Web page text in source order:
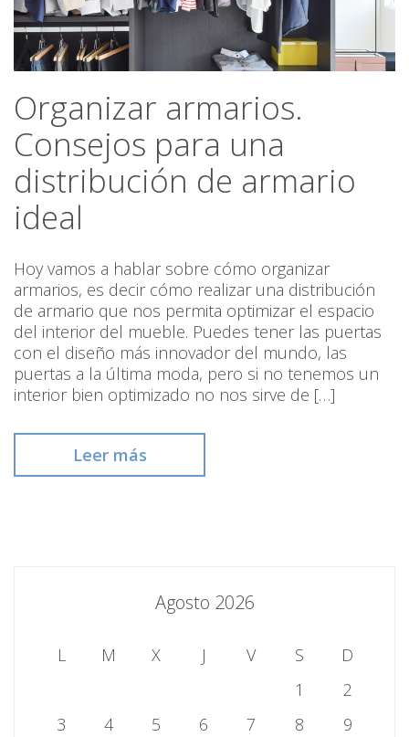
Organizar armarios.
Consejos para una
distribución de armario
ideal
Hoy vamos a hablar sobre cómo organizar
armarios, es decir cómo realizar una distribución
de armario que nos permita optimizar el espacio
del interior del mueble. Puedes tener las puertas
con el diseño más innovador del mundo, las
puertas a la última moda, pero si no tenemos un
interior bien optimizado no nos sirve de […]
Leer más
Agosto 2026
L M X J V S
D
1
2
3
4 5 6 7 8
9